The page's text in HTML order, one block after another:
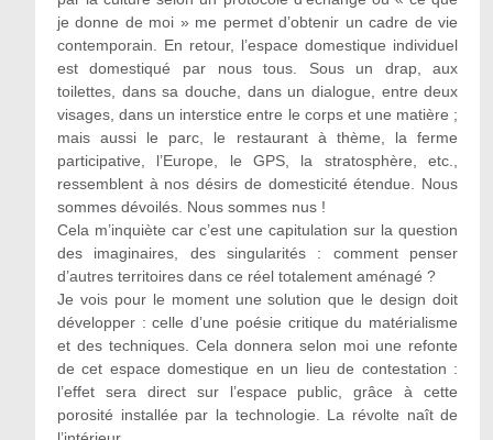
je donne de moi » me permet d’obtenir un cadre de vie
contemporain. En retour, l’espace domestique individuel
est domestiqué par nous tous. Sous un drap, aux
toilettes, dans sa douche, dans un dialogue, entre deux
visages, dans un interstice entre le corps et une matière ;
mais aussi le parc, le restaurant à thème, la ferme
participative, l’Europe, le GPS, la stratosphère, etc.,
ressemblent à nos désirs de domesticité étendue. Nous
sommes dévoilés. Nous sommes nus !
Cela m’inquiète car c’est une capitulation sur la question
des imaginaires, des singularités : comment penser
d’autres territoires dans ce réel totalement aménagé ?
Je vois pour le moment une solution que le design doit
développer : celle d’une poésie critique du matérialisme
et des techniques. Cela donnera selon moi une refonte
de cet espace domestique en un lieu de contestation :
l’effet sera direct sur l’espace public, grâce à cette
porosité installée par la technologie. La révolte naît de